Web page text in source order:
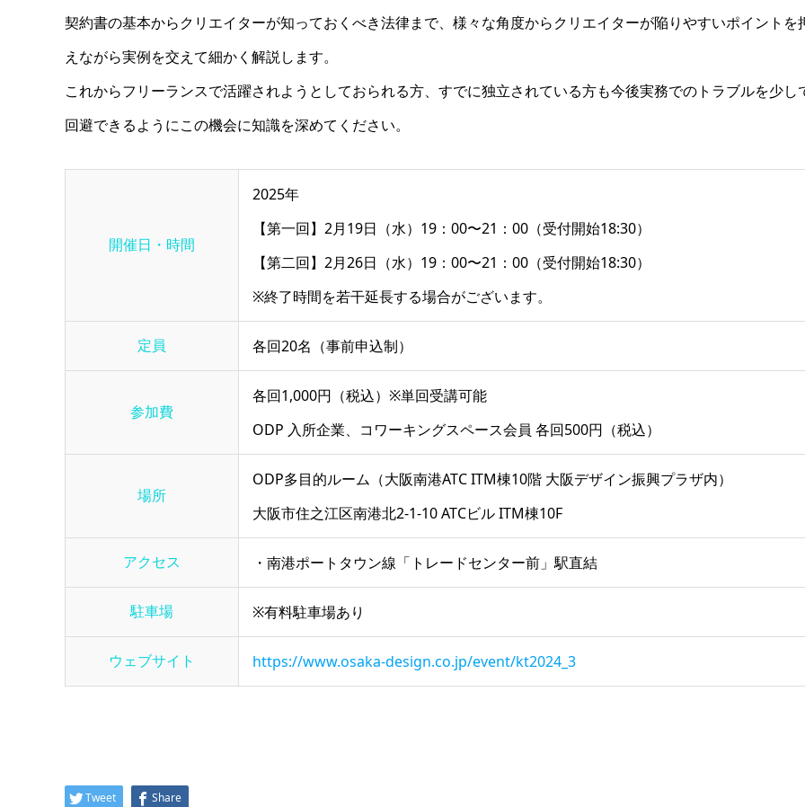
契約書の基本からクリエイターが知っておくべき法律まで、様々な角度からクリエイターが陥りやすいポイントを
えながら実例を交えて細かく解説します。
これからフリーランスで活躍されようとしておられる方、すでに独立されている方も今後実務でのトラブルを少し
回避できるようにこの機会に知識を深めてください。
開催日・時間
2025年
【第一回】2月19日（水）19：00〜21：00（受付開始18:30）
【第二回】2月26日（水）19：00〜21：00（受付開始18:30）
※終了時間を若干延長する場合がございます。
定員 各回20名（事前申込制）
参加費
各回1,000円（税込）※単回受講可能
ODP 入所企業、コワーキングスペース会員 各回500円（税込）
場所
ODP多目的ルーム（大阪南港ATC ITM棟10階 大阪デザイン振興プラザ内）
大阪市住之江区南港北2-1-10 ATCビル ITM棟10F
アクセス ・南港ポートタウン線「トレードセンター前」駅直結
駐車場 ※有料駐車場あり
ウェブサイト https://www.osaka-design.co.jp/event/kt2024_3
Tweet Share